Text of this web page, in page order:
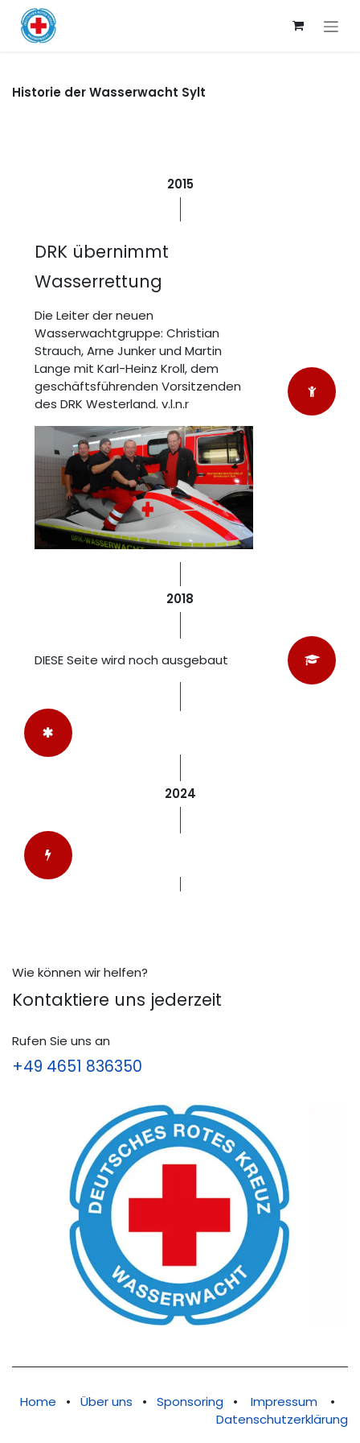
Zum Inhalt springen
Historie der Wasserwacht Sylt
2015
DRK übernimmt
Wasserrettung
Die Leiter der neuen
Wasserwachtgruppe: Christian
Strauch, Arne Junker und Martin
Lange mit Karl-Heinz Kroll, dem
geschäftsführenden Vorsitzenden
des DRK Westerland. v.l.n.r
2018
DIESE Seite wird noch ausgebaut
2024
Wie können wir helfen?
Kontaktiere uns jederzeit
Rufen Sie uns an
+49 4651 836350
Home • Über uns • Sponsoring • Impressum
•
Datenschutzerklärung